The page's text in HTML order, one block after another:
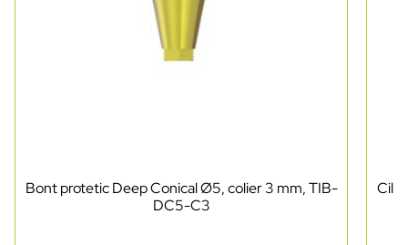
Bont protetic Deep Conical Ø5, colier 3 mm, TIB-
DC5-C3